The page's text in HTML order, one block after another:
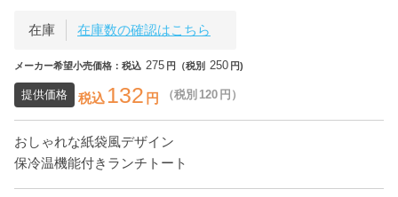
在庫 在庫数の確認はこちら
メーカー希望小売価格：税込 275 円（税別 250 円)
提供価格 税込 132 円 （税別 120 円）
おしゃれな紙袋風デザイン
保冷温機能付きランチトート